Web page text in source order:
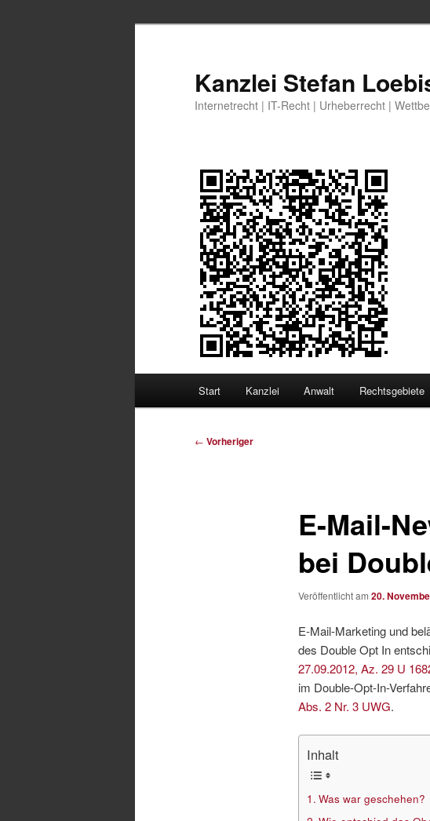
Kanzlei Stefan
Internetrecht | IT-Recht | Urheberrecht |
Start Kanzlei Anwalt Rechtsgebiete
Beitragsnavigation
← Vorheriger
E-Mail-
bei
Veröffentlicht am 20.
E-Mail-Marketing und
des Double Opt In
27.09.2012, Az. 29 U
im Double-Opt-In-
Abs. 2 Nr. 3 UWG.
Inhalt
Was war geschehen?